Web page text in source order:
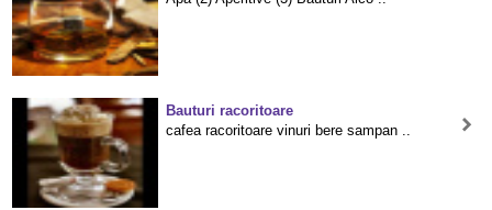
Bauturi racoritoare
cafea racoritoare vinuri bere sampan ..